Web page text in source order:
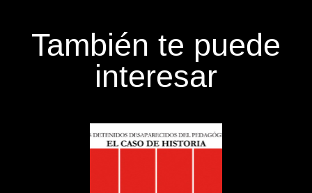
También te puede
interesar